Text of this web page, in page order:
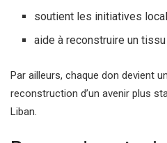
soutient les initiatives
aide à reconstruire un
Par ailleurs, chaque don devient
reconstruction d’un avenir plus
Liban.